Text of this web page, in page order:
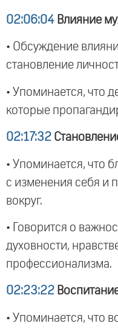
02:06:04 Влияние
• Обсуждение
становление
• Упоминается, что
которые
02:17:32
• Упоминается, что
с изменения себя и
вокруг.
• Говорится о
духовности,
профессионализма.
02:23:22
• Упоминается, что